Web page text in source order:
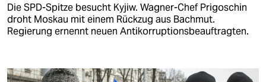
Die SPD-Spitze besucht Kyjiw. Wagner-Chef Prigoschin
droht Moskau mit einem Rückzug aus Bachmut.
Regierung ernennt neuen Antikorruptionsbeauftragten.